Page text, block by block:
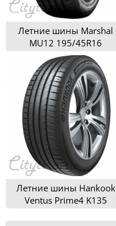
Летние шины Marshal
MU12 195/45R16
Летние шины Hankook
Ventus Prime4 K135